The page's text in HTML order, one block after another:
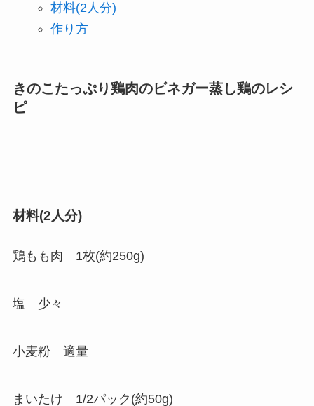
材料(2人分)
作り方
きのこたっぷり鶏肉のビネガー蒸し鶏のレシ
ピ
材料(2人分)
鶏もも肉 1枚(約250g)
塩 少々
小麦粉 適量
まいたけ 1/2パック(約50g)